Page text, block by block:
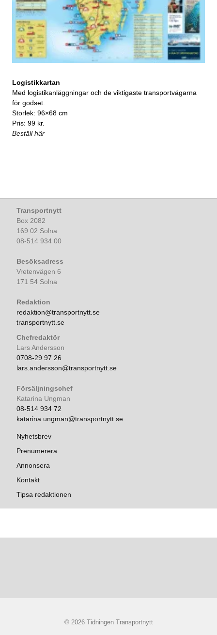
Logistikkartan
Med logistikanläggningar och de viktigaste transportvägarna
för godset.
Storlek: 96×68 cm
Pris: 99 kr.
Beställ här
Transportnytt
Box 2082
169 02 Solna
08-514 934 00
Besöksadress
Vretenvägen 6
171 54 Solna
Redaktion
redaktion@transportnytt.se
transportnytt.se
Chefredaktör
Lars Andersson
0708-29 97 26
lars.andersson@transportnytt.se
Försäljningschef
Katarina Ungman
08-514 934 72
katarina.ungman@transportnytt.se
Nyhetsbrev
Prenumerera
Annonsera
Kontakt
Tipsa redaktionen
© 2026 Tidningen Transportnytt